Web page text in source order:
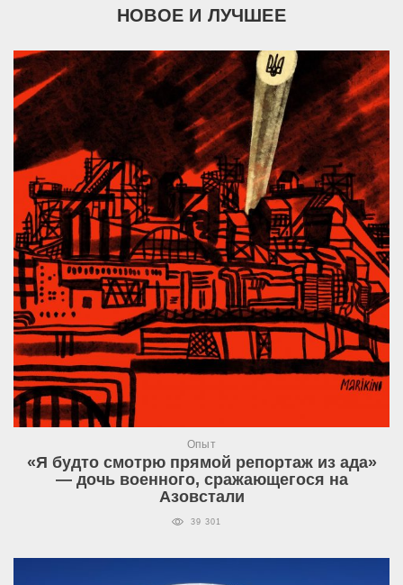
НОВОЕ И ЛУЧШЕЕ
Опыт
«Я будто смотрю прямой репортаж из ада»
— дочь военного, сражающегося на
Азовстали
39 301